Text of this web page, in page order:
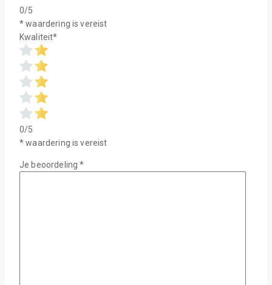
0/5
* waardering is vereist
Kwaliteit*
0/5
* waardering is vereist
Je beoordeling*